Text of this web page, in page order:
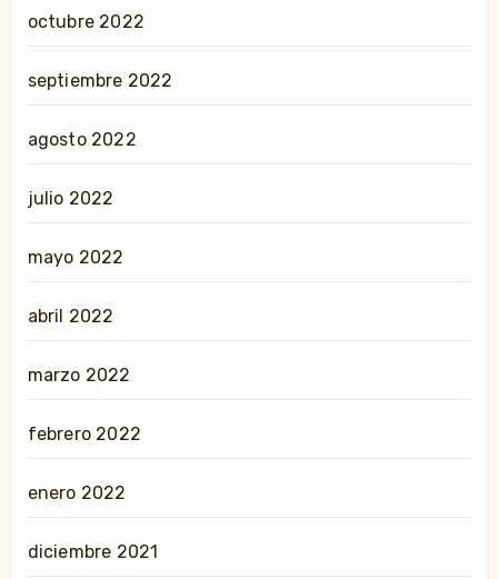
octubre 2022
septiembre 2022
agosto 2022
julio 2022
mayo 2022
abril 2022
marzo 2022
febrero 2022
enero 2022
diciembre 2021